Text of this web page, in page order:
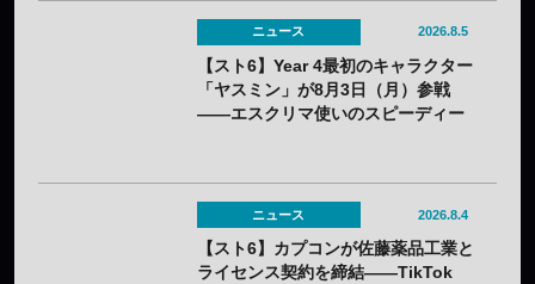
ニュース 2026.8.5
【スト6】Year 4最初のキャラクター
「ヤスミン」が8月3日（月）参戦
——エスクリマ使いのスピーディー
ニュース 2026.8.4
【スト6】カプコンが佐藤薬品工業と
ライセンス契約を締結——TikTok